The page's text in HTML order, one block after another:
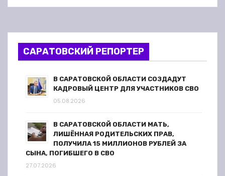
САРАТОВСКИЙ РЕПОРТЕР
В САРАТОВСКОЙ ОБЛАСТИ СОЗДАДУТ
КАДРОВЫЙ ЦЕНТР ДЛЯ УЧАСТНИКОВ СВО
05.08.2026
В САРАТОВСКОЙ ОБЛАСТИ МАТЬ,
ЛИШЁННАЯ РОДИТЕЛЬСКИХ ПРАВ,
ПОЛУЧИЛА 15 МИЛЛИОНОВ РУБЛЕЙ ЗА
СЫНА, ПОГИБШЕГО В СВО
27.07.2026